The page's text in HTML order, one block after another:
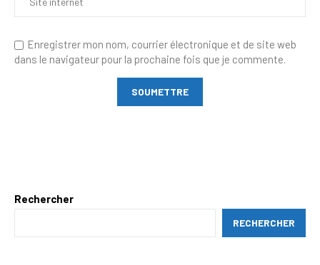
Enregistrer mon nom, courrier électronique et de site web
dans le navigateur pour la prochaine fois que je commente.
Rechercher
RECHERCHER